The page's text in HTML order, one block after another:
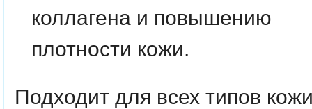
коллагена и повышению
плотности кожи.
Подходит для всех типов